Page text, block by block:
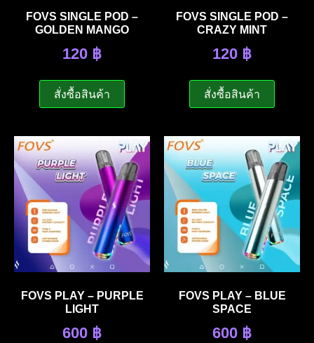
FOVS SINGLE POD –
GOLDEN MANGO
120 ฿
สั่งซื้อสินค้า
FOVS SINGLE POD –
CRAZY MINT
120 ฿
สั่งซื้อสินค้า
FOVS PLAY – PURPLE
LIGHT
600 ฿
FOVS PLAY – BLUE
SPACE
600 ฿